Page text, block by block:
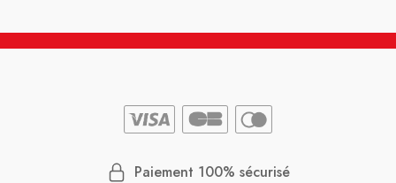
Paiement 100% sécurisé